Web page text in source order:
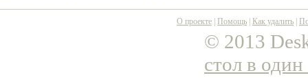
О проекте Помощь Как удалить
© 2013
стол в